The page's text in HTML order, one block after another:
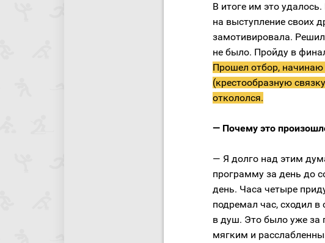
В итоге им это
на выступление своих
замотивировала.
не было. Пройду в
Прошел отбор,
(крестообразную
откололся.
— Почему это
— Я долго над этим
программу за день до
день. Часа четыре
подремал час, сходил
в душ. Это было уже за
мягким и